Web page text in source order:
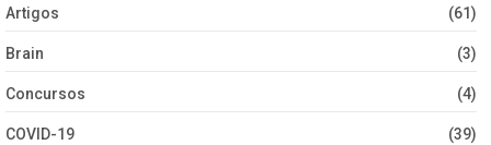
Artigos (61)
Brain (3)
Concursos (4)
COVID-19 (39)